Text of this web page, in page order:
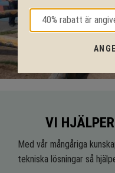
VI
Med vår mångåriga
tekniska lösningar så